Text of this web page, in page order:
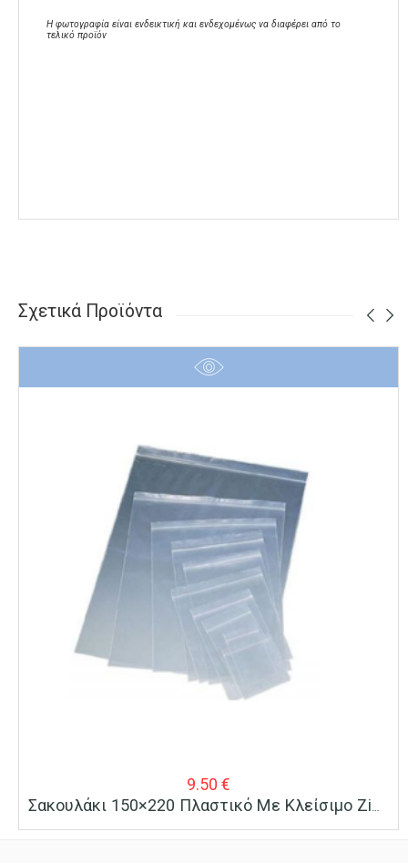
Η φωτογραφία είναι ενδεικτική και ενδεχομένως να διαφέρει από το
τελικό προϊόν
Σχετικά Προϊόντα
9.50 €
Σακουλάκι 150×220 Πλαστικό Με Κλείσιμο Zip 100 Τεμ.